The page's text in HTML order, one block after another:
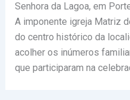
Senhora da Lagoa, em
A imponente igreja Matriz
do centro histórico da
acolher os inúmeros
que participaram na